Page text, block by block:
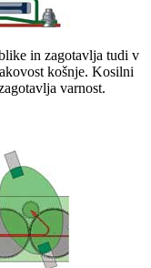
in zagotavlja tudi v
košnje. Kosilni
varnost.